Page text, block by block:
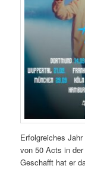
Erfolgreiches
von 50 Acts in der
Geschafft hat er